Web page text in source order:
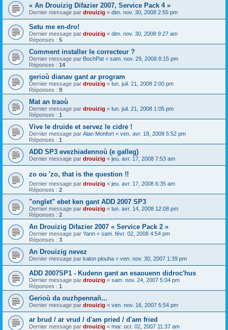
« An Drouizig Difazier 2007, Service Pack 4 »
Dernier message par drouizig « dim. nov. 30, 2008 2:55 pm
Setu me en-dro!
Dernier message par drouizig « dim. nov. 30, 2008 9:27 am
Réponses : 5
Comment installer le correcteur ?
Dernier message par BochPat « sam. nov. 29, 2008 8:15 pm
Réponses : 14
gerioù dianav gant ar program
Dernier message par drouizig « lun. juil. 21, 2008 2:00 pm
Réponses : 9
Mat an traoù
Dernier message par drouizig « lun. juil. 21, 2008 1:05 pm
Réponses : 1
Vive le druide et servez le cidre !
Dernier message par Alan Monfort « ven. avr. 18, 2008 5:52 pm
Réponses : 1
ADD SP3 evezhiadennoù (e galleg)
Dernier message par drouizig « jeu. avr. 17, 2008 7:53 am
zo ou 'zo, that is the question !!
Dernier message par drouizig « jeu. avr. 17, 2008 6:35 am
Réponses : 2
"onglet" ebet ken gant ADD 2007 SP3
Dernier message par drouizig « lun. avr. 14, 2008 12:08 pm
Réponses : 2
An Drouizig Difazier 2007 « Service Pack 2 »
Dernier message par Yann « sam. févr. 02, 2008 4:54 pm
Réponses : 3
An Drouizig nevez
Dernier message par kalon plouha « ven. nov. 30, 2007 1:39 pm
ADD 2007SP1 - Kudenn gant an esaouenn didroc'hus
Dernier message par drouizig « sam. nov. 24, 2007 5:04 pm
Réponses : 1
Gerioù da ouzhpennañ...
Dernier message par drouizig « ven. nov. 16, 2007 5:54 pm
ar brud / ar vrud / d'am pried / d'am fried
Dernier message par drouizig « mar. oct. 02, 2007 11:37 am